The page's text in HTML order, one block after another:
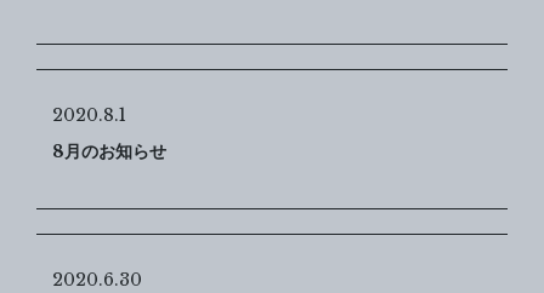
2020.8.1
8月のお知らせ
2020.6.30